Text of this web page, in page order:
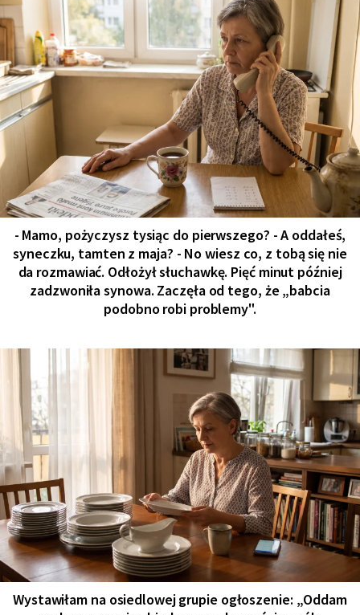
- Mamo, pożyczysz tysiąc do pierwszego? - A oddałeś,
syneczku, tamten z maja? - No wiesz co, z tobą się nie
da rozmawiać. Odłożył słuchawkę. Pięć minut później
zadzwoniła synowa. Zaczęła od tego, że „babcia
podobno robi problemy".
Wystawiłam na osiedlowej grupie ogłoszenie: „Oddam